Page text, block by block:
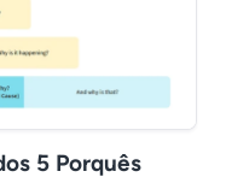
5 Porquês